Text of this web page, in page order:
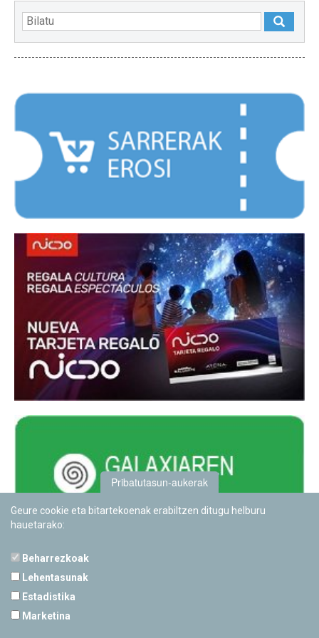
Pribatutasun-aukerak
Geure cookie eta bitartekoenak erabiltzen ditugu helburu
hauetarako:
Beharrezkoak
Lehentasunak
Estadistika
Marketina